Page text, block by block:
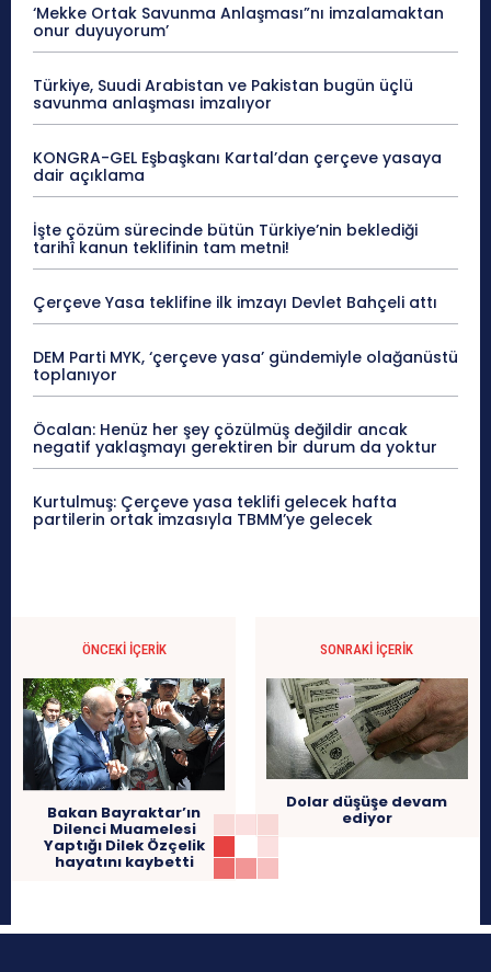
‘Mekke Ortak Savunma Anlaşması”nı imzalamaktan
onur duyuyorum’
Türkiye, Suudi Arabistan ve Pakistan bugün üçlü
savunma anlaşması imzalıyor
KONGRA-GEL Eşbaşkanı Kartal’dan çerçeve yasaya
dair açıklama
İşte çözüm sürecinde bütün Türkiye’nin beklediği
tarihî kanun teklifinin tam metni!
Çerçeve Yasa teklifine ilk imzayı Devlet Bahçeli attı
DEM Parti MYK, ‘çerçeve yasa’ gündemiyle olağanüstü
toplanıyor
Öcalan: Henüz her şey çözülmüş değildir ancak
negatif yaklaşmayı gerektiren bir durum da yoktur
Kurtulmuş: Çerçeve yasa teklifi gelecek hafta
partilerin ortak imzasıyla TBMM’ye gelecek
ÖNCEKI İÇERIK
Bakan Bayraktar’ın
Dilenci Muamelesi
Yaptığı Dilek Özçelik
hayatını kaybetti
SONRAKI İÇERIK
Dolar düşüşe devam
ediyor